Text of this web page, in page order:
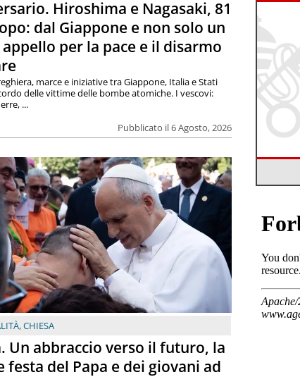
Hiroshima e Nagasaki, 81
dal Giappone e non solo un
per la pace e il disarmo
Pubblicato il 6 Agosto, 2026
marce e iniziative tra Giappone, Italia e Stati
delle vittime delle bombe atomiche. I vescovi:
...
,CHIESA
Un abbraccio verso il futuro, la
festa del Papa e dei giovani ad